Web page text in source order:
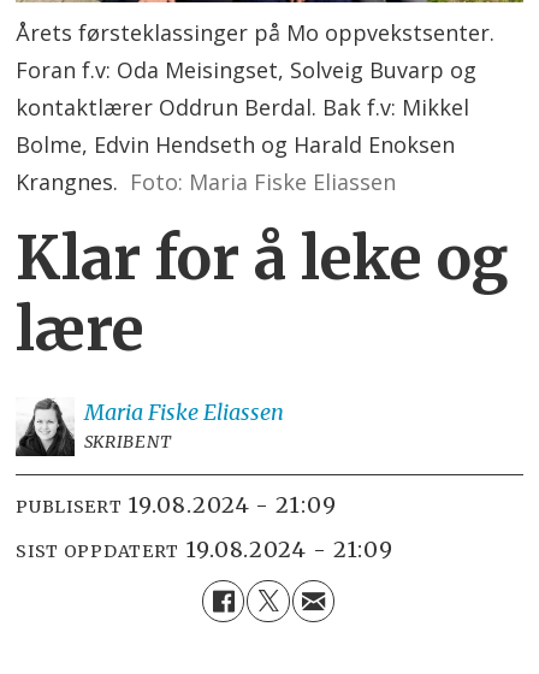
Årets førsteklassinger på Mo oppvekstsenter.
Foran f.v: Oda Meisingset, Solveig Buvarp og
kontaktlærer Oddrun Berdal. Bak f.v: Mikkel
Bolme, Edvin Hendseth og Harald Enoksen
Krangnes. Foto: Maria Fiske Eliassen
Klar for å leke og
lære
MariaFiske Eliassen
SKRIBENT
PUBLISERT 19.08.2024 - 21:09
SIST OPPDATERT 19.08.2024 - 21:09